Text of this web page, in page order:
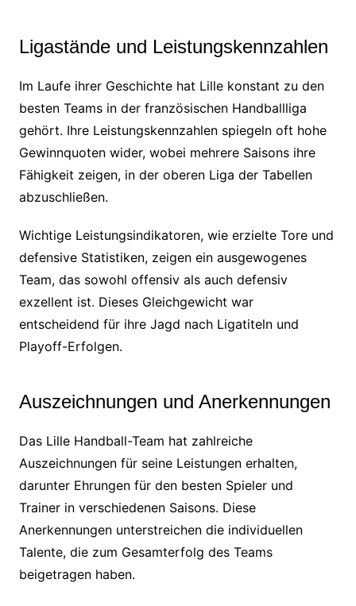
Ligastände und Leistungskennzahlen
Im Laufe ihrer Geschichte hat Lille konstant zu den
besten Teams in der französischen Handballliga
gehört. Ihre Leistungskennzahlen spiegeln oft hohe
Gewinnquoten wider, wobei mehrere Saisons ihre
Fähigkeit zeigen, in der oberen Liga der Tabellen
abzuschließen.
Wichtige Leistungsindikatoren, wie erzielte Tore und
defensive Statistiken, zeigen ein ausgewogenes
Team, das sowohl offensiv als auch defensiv
exzellent ist. Dieses Gleichgewicht war
entscheidend für ihre Jagd nach Ligatiteln und
Playoff-Erfolgen.
Auszeichnungen und Anerkennungen
Das Lille Handball-Team hat zahlreiche
Auszeichnungen für seine Leistungen erhalten,
darunter Ehrungen für den besten Spieler und
Trainer in verschiedenen Saisons. Diese
Anerkennungen unterstreichen die individuellen
Talente, die zum Gesamterfolg des Teams
beigetragen haben.